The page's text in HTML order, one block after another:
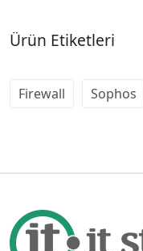
Ürün Etiketleri
Firewall Sophos